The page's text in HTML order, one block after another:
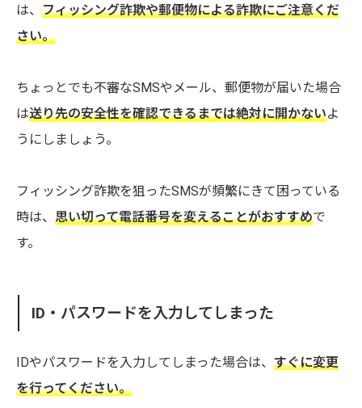
は、 フィッシング詐欺や郵便物による詐欺にご注意くだ
さい。
ちょっとでも不審なSMSやメール、郵便物が届いた場合
は送り先の安全性を確認できるまでは絶対に開かないよ
うにしましょう。
フィッシング詐欺を狙ったSMSが頻繁にきて困っている
時は、 思い切って電話番号を変えることがおすすめで
す。
ID・パスワードを入力してしまった
IDやパスワードを入力してしまった場合は、 すぐに変更
を行ってください。